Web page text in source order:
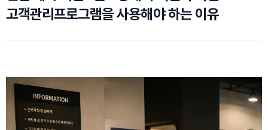
고객관리프로그램을 사용해야 하는 이유